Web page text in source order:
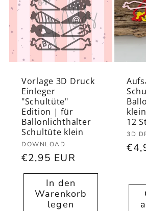
Vorlage 3D Druck
Einleger
"Schultüte"
Edition | für
Ballonlichthalter
Schultüte klein
Anbieter:
DOWNLOAD
Normaler
Preis
€2,95 EUR
In den
Warenkorb
legen
12
3D